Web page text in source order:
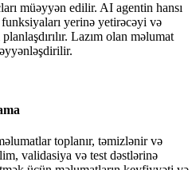
müəyyən edilir. AI agentin hansı
yerinə yetirəcəyi və
Lazım olan məlumat
toplanır, təmizlənir və
validasiya və test dəstlərinə